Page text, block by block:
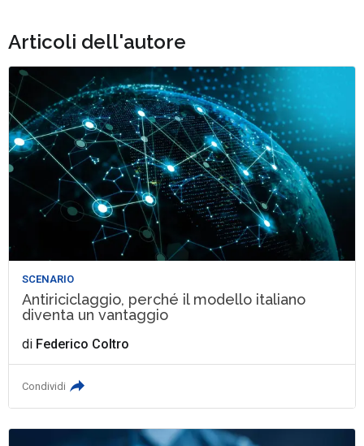
Articoli dell'autore
SCENARIO
Antiriciclaggio, perché il modello italiano
diventa un vantaggio
di Federico Coltro
Condividi